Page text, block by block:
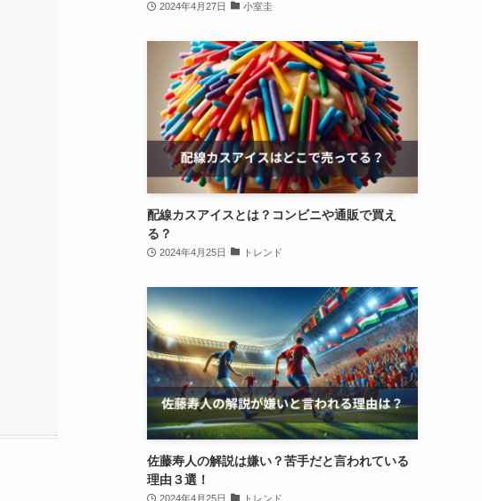
2024年4月27日 小室圭
配線カスアイスとは？コンビニや通販で買え
る？
2024年4月25日 トレンド
佐藤寿人の解説は嫌い？苦手だと言われている
理由３選！
2024年4月25日 トレンド